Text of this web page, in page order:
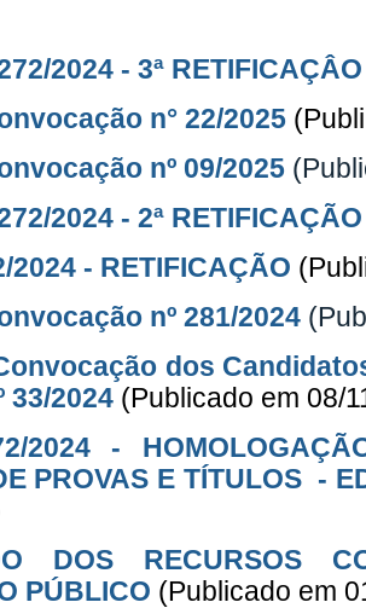
2024 -3ª RETIFICAÇÂO
n° 22/2025
nº 09/2025
2024 - 2ª RETIFICAÇÃO
2024 - RETIFICAÇÃO
nº 281/2024
dos
33/2024 (Publicado em 08/
2024 -
PROVAS E TÍTULOS -
DOS RECURSOS
PÚBLICO (Publicado em